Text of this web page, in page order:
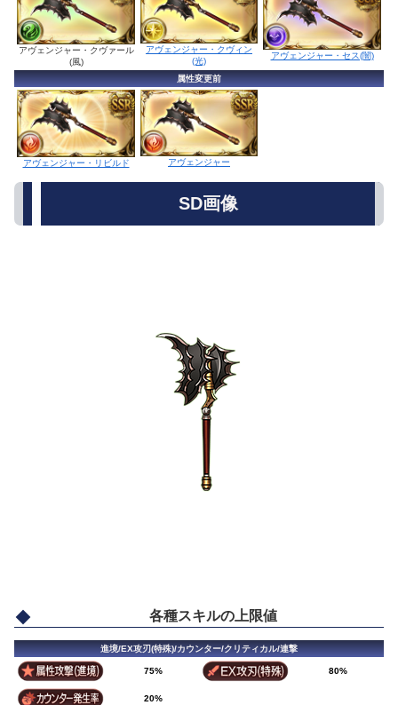
アヴェンジャー・クヴァール
(風)
アヴェンジャー・クヴィン
(光)
アヴェンジャー・セス(闇)
属性変更前
アヴェンジャー・リビルド アヴェンジャー
SD画像
各種スキルの上限値
進境/EX攻刃(特殊)/カウンター/クリティカル/連撃
75% 80%
20%